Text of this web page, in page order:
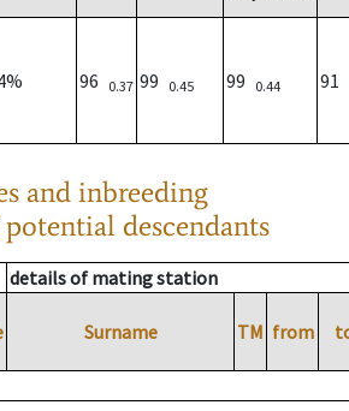
96 0.37 99 0.45 99 0.44 91
and inbreeding
descendants
details of mating station
Surname TM from